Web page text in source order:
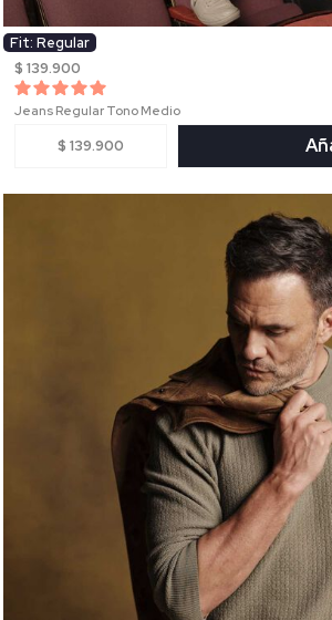
Fit: Regular
$ 139.900
Jeans Regular Tono Medio
$ 139.900